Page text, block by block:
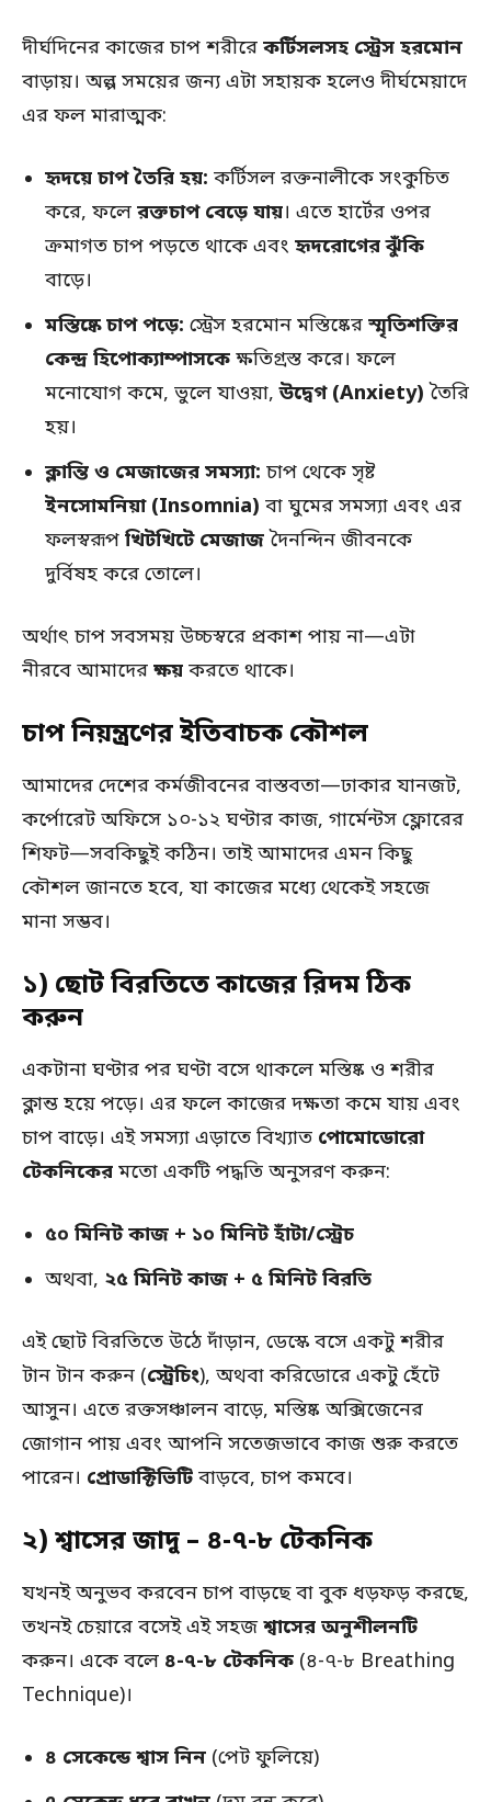
দীর্ঘদিনের কাজের চাপ শরীরে কর্টিসলসহ স্ট্রেস হরমোন
বাড়ায়। অল্প সময়ের জন্য এটা সহায়ক হলেও দীর্ঘমেয়াদে
এর ফল মারাত্মক:
হৃদয়ে চাপ তৈরি হয়: কর্টিসল রক্তনালীকে সংকুচিত
করে, ফলে রক্তচাপ বেড়ে যায়। এতে হার্টের ওপর
ক্রমাগত চাপ পড়তে থাকে এবং হৃদরোগের ঝুঁকি
বাড়ে।
মস্তিষ্কে চাপ পড়ে: স্ট্রেস হরমোন মস্তিষ্কের স্মৃতিশক্তির
কেন্দ্র হিপোক্যাম্পাসকে ক্ষতিগ্রস্ত করে। ফলে
মনোযোগ কমে, ভুলে যাওয়া,উদ্বেগ (Anxiety) তৈরি
হয়।
ক্লান্তি ও মেজাজের সমস্যা: চাপ থেকে সৃষ্ট
ইনসোমনিয়া (Insomnia) বা ঘুমের সমস্যা এবং এর
ফলস্বরূপ খিটখিটে মেজাজ দৈনন্দিন জীবনকে
দুর্বিষহ করে তোলে।
অর্থাৎ চাপ সবসময় উচ্চস্বরে প্রকাশ পায় না—এটা
নীরবে আমাদের ক্ষয় করতে থাকে।
চাপ নিয়ন্ত্রণের ইতিবাচক কৌশল
আমাদের দেশের কর্মজীবনের বাস্তবতা—ঢাকার যানজট,
কর্পোরেট অফিসে ১০-১২ ঘণ্টার কাজ, গার্মেন্টস ফ্লোরের
শিফট—সবকিছুই কঠিন। তাই আমাদের এমন কিছু
কৌশল জানতে হবে, যা কাজের মধ্যে থেকেই সহজে
মানা সম্ভব।
১) ছোট বিরতিতে কাজের রিদম ঠিক
করুন
একটানা ঘণ্টার পর ঘণ্টা বসে থাকলে মস্তিষ্ক ও শরীর
ক্লান্ত হয়ে পড়ে। এর ফলে কাজের দক্ষতা কমে যায় এবং
চাপ বাড়ে। এই সমস্যা এড়াতে বিখ্যাত পোমোডোরো
টেকনিকের মতো একটি পদ্ধতি অনুসরণ করুন:
৫০ মিনিট কাজ + ১০ মিনিট হাঁটা/স্ট্রেচ
অথবা, ২৫ মিনিট কাজ + ৫ মিনিট বিরতি
এই ছোট বিরতিতে উঠে দাঁড়ান, ডেস্কে বসে একটু শরীর
টান টান করুন (স্ট্রেচিং), অথবা করিডোরে একটু হেঁটে
আসুন। এতে রক্তসঞ্চালন বাড়ে, মস্তিষ্ক অক্সিজেনের
জোগান পায় এবং আপনি সতেজভাবে কাজ শুরু করতে
পারেন। প্রোডাক্টিভিটি বাড়বে, চাপ কমবে।
২) শ্বাসের জাদু – ৪-৭-৮ টেকনিক
যখনই অনুভব করবেন চাপ বাড়ছে বা বুক ধড়ফড় করছে,
তখনই চেয়ারে বসেই এই সহজশ্বাসের অনুশীলনটি
করুন। একে বলে ৪-৭-৮ টেকনিক (৪-৭-৮ Breathing
Technique)।
৪ সেকেন্ডে শ্বাস নিন (পেট ফুলিয়ে)